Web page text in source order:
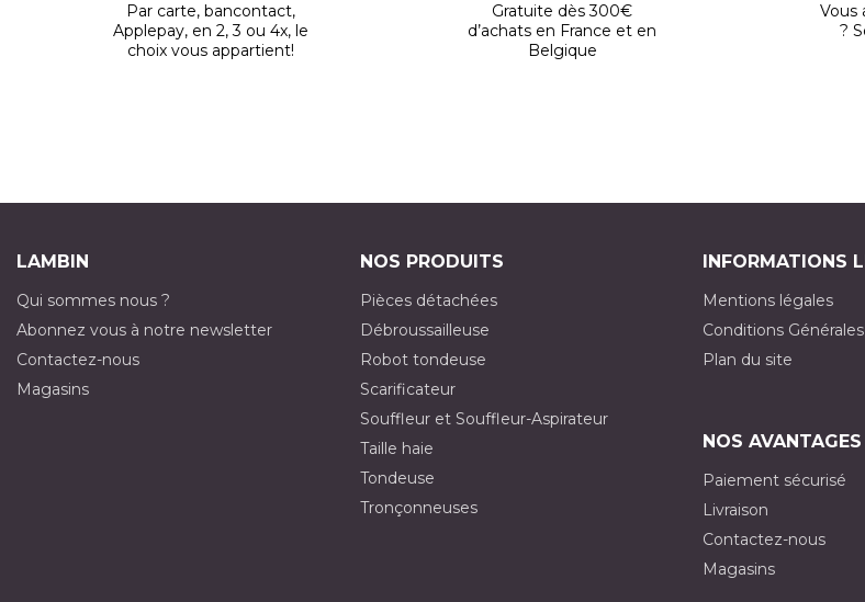
Par carte, bancontact,
Applepay, en 2, 3 ou 4x, le
choix vous appartient!
Gratuite dès 300€
d’achats en France et en
Belgique
Vous
?
LAMBIN
Qui sommes nous ?
Abonnez vous à notre newsletter
Contactez-nous
Magasins
NOS PRODUITS
Pièces détachées
Débroussailleuse
Robot tondeuse
Scarificateur
Souffleur et Souffleur-Aspirateur
Taille haie
Tondeuse
Tronçonneuses
INFORMATIONS
Mentions légales
Conditions
Plan du site
NOS AVANTAGES
Paiement sécurisé
Livraison
Contactez-nous
Magasins